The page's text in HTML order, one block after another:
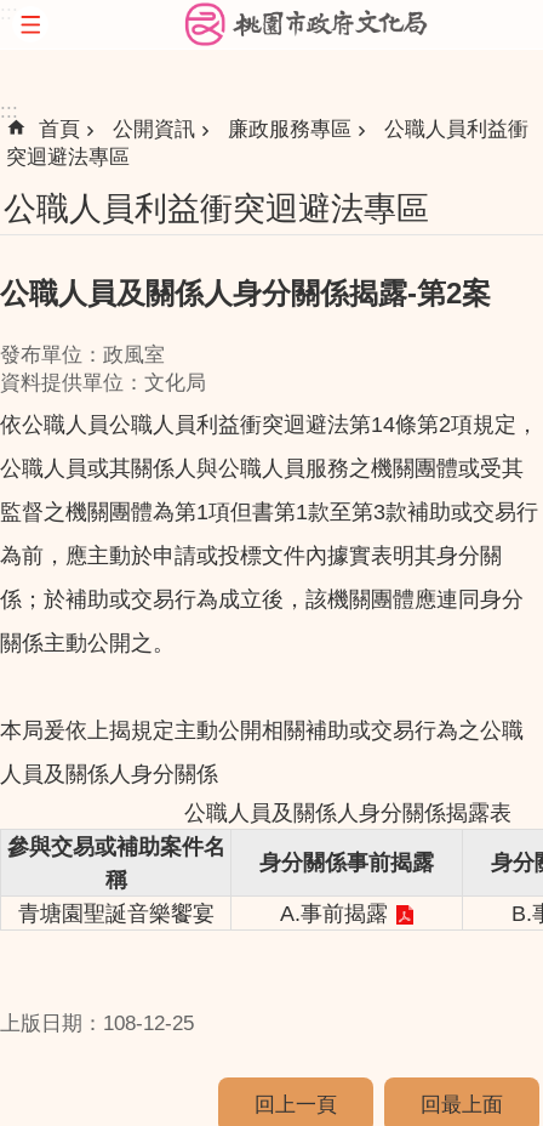
跳到主要內容區塊
:::
首頁 公開資訊 廉政服務專區
公職人員利益衝
突迴避法專區
公職人員利益衝突迴避法專區
公職人員及關係人身分關係揭露-第2案
發布單位：政風室
資料提供單位：文化局
依公職人員公職人員利益衝突迴避法第14條第2項規定，
公職人員或其關係人與公職人員服務之機關團體或受其
監督之機關團體為第1項但書第1款至第3款補助或交易行
為前，應主動於申請或投標文件內據實表明其身分關
係；於補助或交易行為成立後，該機關團體應連同身分
關係主動公開之。
本局爰依上揭規定主動公開相關補助或交易行為之公職
人員及關係人身分關係
參與交易或補助案件名
稱
身分關係事前揭露 身分
公職人員及關係人身分關係揭露表
青塘園聖誕音樂饗宴 A.事前揭露 B.
上版日期：108-12-25
回上一頁 回最上面